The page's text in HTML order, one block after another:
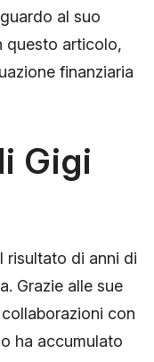
al suo
questo articolo,
finanziaria
Gigi
risultato di anni di
Grazie alle sue
con
ha accumulato